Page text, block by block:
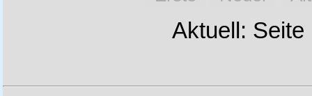
Aktuell: Seite